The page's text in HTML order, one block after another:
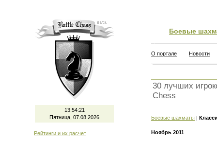
13:54:22
Пятница, 07.08.2026
Рейтинги и их расчет
Боевые
О портале Новости
30 лучших
Chess
Боевые шахматы |
Ноябрь 2011